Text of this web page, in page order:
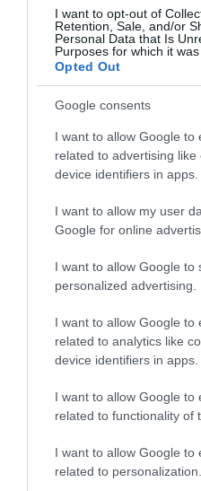
I want to opt-out of
Retention, Sale, and/or
Personal Data that Is
Purposes for which it was
Opted Out
Google consents
I want to allow Google to
related to advertising
device identifiers in apps.
I want to allow my user
Google for online
I want to allow Google to
personalized advertising.
I want to allow Google to
related to analytics like
device identifiers in apps.
I want to allow Google to
related to functionality of
I want to allow Google to
related to personalization.
Az agrárcentrum a Közép-Kelet-
szakemberképzés céljából
programot tovább folytatja, és
szerint ez év őszén ünnepélyes
Európai Uniós forrásból
ismertette Nagy János.
Kapcsolódó írások:
Beismerő vallomást is tett
Budai feljelentette Törököt
Budai Gyula: áron alul adták el
Feljelentést tesz: Budai Gyula
Tőkealap-kezelő ügyében
Figyelem! A cikkhez hozzáfűzött
tükrözik. A szerkesztőség mindössze a
kommenteket nem tudja befolyásolni -